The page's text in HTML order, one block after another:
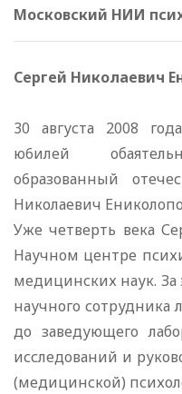
Московский НИИ
Сергей Николаевич
30 августа 2008
ю6илей
о6разованный
Николаевич
Уже четверть века
Научном центре
медицинских наук. За
научного сотрудника
до заведующего
исследований и
(медицинской)